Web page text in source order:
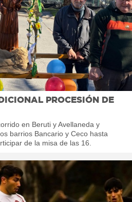
PROCESIÓN DE
en Beruti y Avellaneda y
barrios Bancario y Ceco hasta
de la misa de las 16.